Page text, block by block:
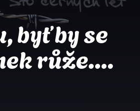
byť by se
růže....